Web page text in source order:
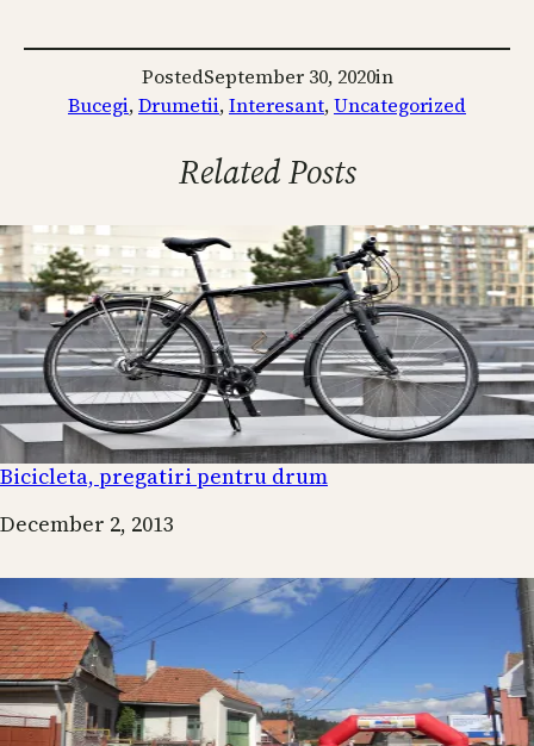
PostedSeptember 30, 2020in
Bucegi, Drumetii, Interesant, Uncategorized
Related Posts
Bicicleta, pregatiri pentru drum
Date
December 2, 2013